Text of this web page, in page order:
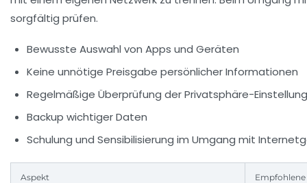
sorgfältig prüfen.
Bewusste Auswahl von Apps und Geräten
Keine unnötige Preisgabe persönlicher Informationen
Regelmäßige Überprüfung der Privatsphäre-
Backup wichtiger Daten
Schulung und Sensibilisierung im Umgang mit
Aspekt